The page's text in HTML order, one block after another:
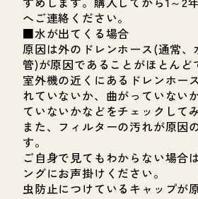
へご連絡ください。
■水が出てくる場合
原因は外のドレンホース(通常
管)が原因であることがほとんど
室外機の近くにあるドレンホー
れていないか、曲がっていない
ていないかなどをチェックして
また、フィルターの汚れが原因
す。
ご自身で見てもわからない場合
ングにお声掛けください。
虫防止につけているキャップが